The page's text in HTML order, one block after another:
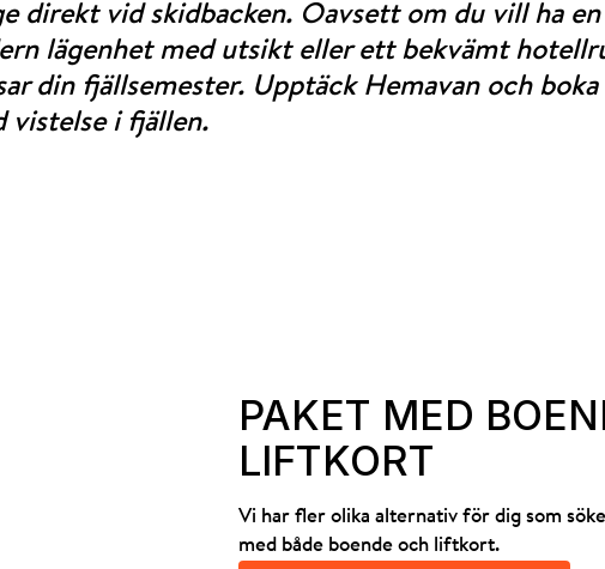
direkt vid skidbacken. Oavsett om du vill ha en
lägenhet med utsikt eller ett bekvämt
din fjällsemester. Upptäck Hemavan och
vistelse i fjällen.
PAKET MED
LIFTKORT
Vi har fler olika alternativ för dig som
med både boende och liftkort.